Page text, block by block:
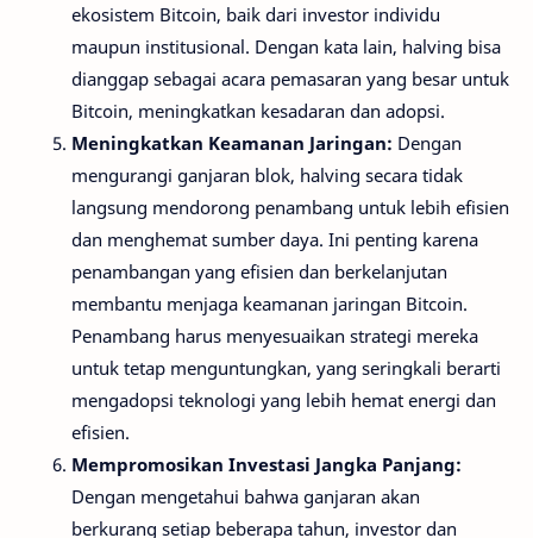
ekosistem Bitcoin, baik dari investor individu
maupun institusional. Dengan kata lain, halving bisa
dianggap sebagai acara pemasaran yang besar untuk
Bitcoin, meningkatkan kesadaran dan adopsi.
Meningkatkan Keamanan Jaringan: Dengan
mengurangi ganjaran blok, halving secara tidak
langsung mendorong penambang untuk lebih efisien
dan menghemat sumber daya. Ini penting karena
penambangan yang efisien dan berkelanjutan
membantu menjaga keamanan jaringan Bitcoin.
Penambang harus menyesuaikan strategi mereka
untuk tetap menguntungkan, yang seringkali berarti
mengadopsi teknologi yang lebih hemat energi dan
efisien.
Mempromosikan Investasi Jangka Panjang:
Dengan mengetahui bahwa ganjaran akan
berkurang setiap beberapa tahun, investor dan